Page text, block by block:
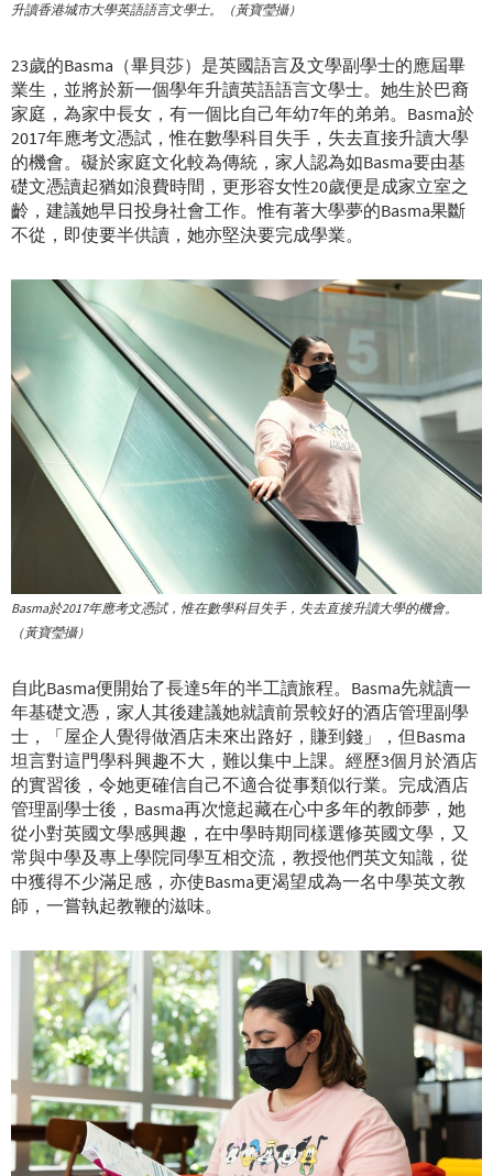
升讀香港城市大學英語語言文學士。（黃寶瑩攝）
23歲的Basma（畢貝莎）是英國語言及文學副學士的應屆畢
業生，並將於新一個學年升讀英語語言文學士。她生於巴裔
家庭，為家中長女，有一個比自己年幼7年的弟弟。Basma於
2017年應考文憑試，惟在數學科目失手，失去直接升讀大學
的機會。礙於家庭文化較為傳統，家人認為如Basma要由基
礎文憑讀起猶如浪費時間，更形容女性20歲便是成家立室之
齡，建議她早日投身社會工作。惟有著大學夢的Basma果斷
不從，即使要半供讀，她亦堅決要完成學業。
Basma於2017年應考文憑試，惟在數學科目失手，失去直接升讀大學的機會。
（黃寶瑩攝）
自此Basma便開始了長達5年的半工讀旅程。Basma先就讀一
年基礎文憑，家人其後建議她就讀前景較好的酒店管理副學
士，「屋企人覺得做酒店未來出路好，賺到錢」，但Basma
坦言對這門學科興趣不大，難以集中上課。經歷3個月於酒店
的實習後，令她更確信自己不適合從事類似行業。完成酒店
管理副學士後，Basma再次憶起藏在心中多年的教師夢，她
從小對英國文學感興趣，在中學時期同樣選修英國文學，又
常與中學及專上學院同學互相交流，教授他們英文知識，從
中獲得不少滿足感，亦使Basma更渴望成為一名中學英文教
師，一嘗執起教鞭的滋味。